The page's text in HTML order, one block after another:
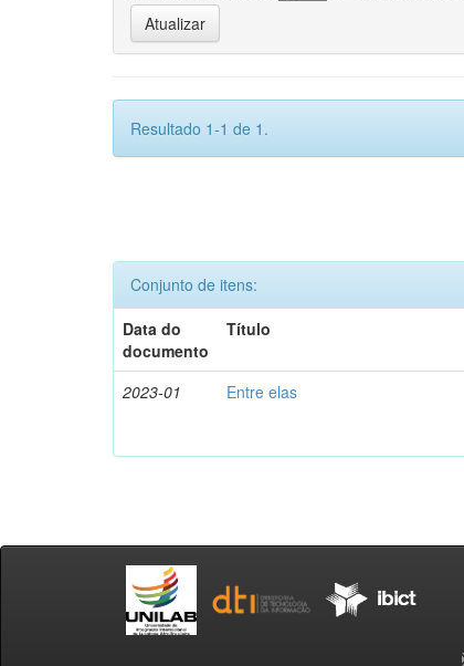
Resultado 1-1 de 1.
Conjunto de itens:
Data do
documento
Título
2023-01 Entre elas